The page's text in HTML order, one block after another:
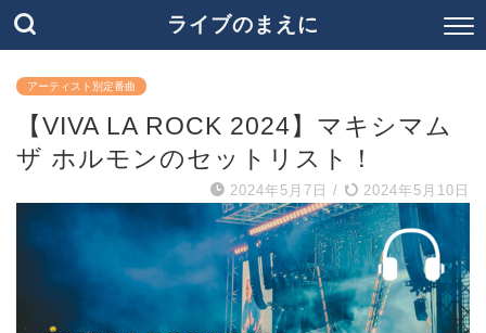
ライブのまえに
アーティスト別定番曲
【VIVA LA ROCK 2024】マキシマム
ザ ホルモンのセットリスト！
2024年5月7日 / 2024年5月10日